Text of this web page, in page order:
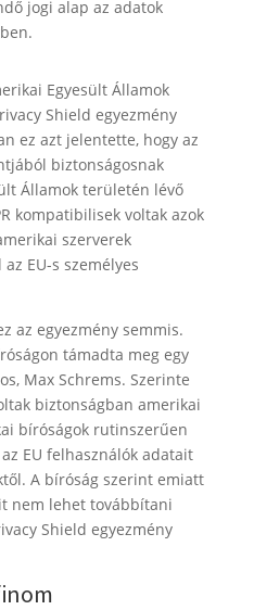
jogi alap az adatok
Egyesült Államok
Shield egyezmény
ez azt jelentette, hogy az
biztonságosnak
Államok területén lévő
kompatibilisek voltak azok
szerverek
EU-s személyes
az egyezmény semmis.
támadta meg egy
Max Schrems. Szerinte
biztonságban amerikai
bíróságok rutinszerűen
EU felhasználók adatait
A bíróság szerint emiatt
nem lehet továbbítani
Shield egyezmény